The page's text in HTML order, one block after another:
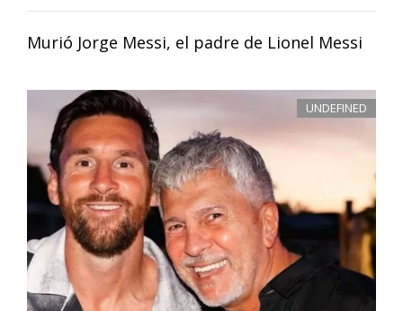
Murió Jorge Messi, el padre de Lionel Messi
UNDEFINED